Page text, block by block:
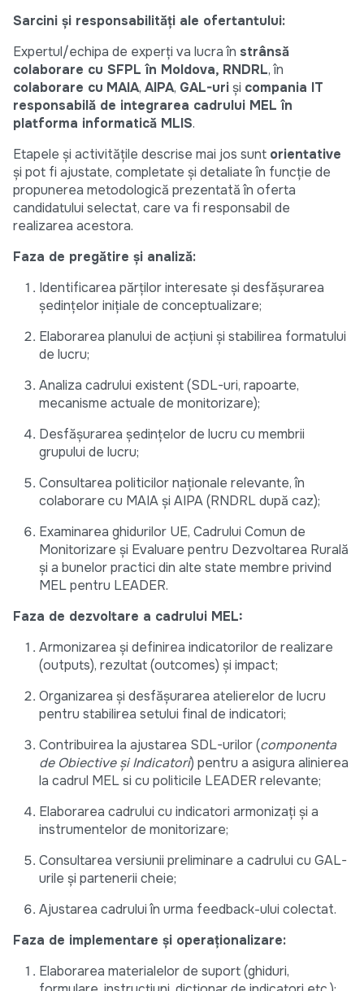
Sarcini și responsabilități ale ofertantului:
Expertul/echipa de experți va lucra în strânsă
colaborare cu SFPL în Moldova, RNDRL, în
colaborare cu MAIA, AIPA, GAL-uri și compania IT
responsabilă de integrarea cadrului MEL în
platforma informatică MLIS.
Etapele și activitățile descrise mai jos sunt orientative
și pot fi ajustate, completate și detaliate în funcție de
propunerea metodologică prezentată în oferta
candidatului selectat, care va fi responsabil de
realizarea acestora.
Faza de pregătire și analiză:
Identificarea părților interesate și desfășurarea
ședințelor inițiale de conceptualizare;
Elaborarea planului de acțiuni și stabilirea formatului
de lucru;
Analiza cadrului existent (SDL-uri, rapoarte,
mecanisme actuale de monitorizare);
Desfășurarea ședințelor de lucru cu membrii
grupului de lucru;
Consultarea politicilor naționale relevante, în
colaborare cu MAIA și AIPA (RNDRL după caz);
Examinarea ghidurilor UE, Cadrului Comun de
Monitorizare și Evaluare pentru Dezvoltarea Rurală
și a bunelor practici din alte state membre privind
MEL pentru LEADER.
Faza de dezvoltare a cadrului MEL:
Armonizarea și definirea indicatorilor de realizare
(outputs), rezultat (outcomes) și impact;
Organizarea și desfășurarea atelierelor de lucru
pentru stabilirea setului final de indicatori;
Contribuirea la ajustarea SDL-urilor (componenta
de Obiective și Indicatori) pentru a asigura alinierea
la cadrul MEL si cu politicile LEADER relevante;
Elaborarea cadrului cu indicatori armonizați și a
instrumentelor de monitorizare;
Consultarea versiunii preliminare a cadrului cu GAL-
urile și partenerii cheie;
Ajustarea cadrului în urma feedback-ului colectat.
Faza de implementare și operaționalizare:
Elaborarea materialelor de suport (ghiduri,